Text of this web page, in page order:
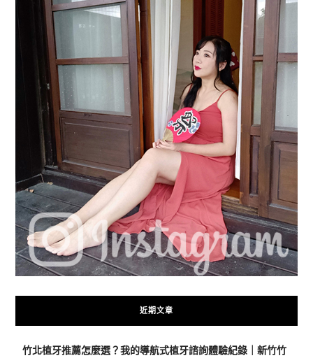
近期文章
竹北植牙推薦怎麼選？我的導航式植牙諮詢體驗紀錄｜新竹竹